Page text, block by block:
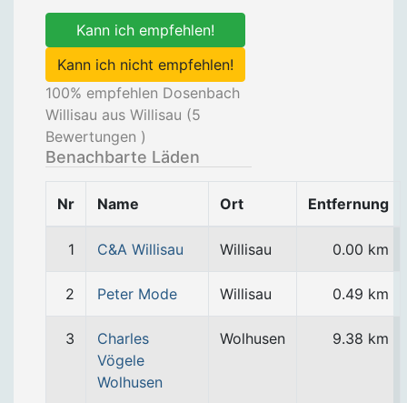
Kann ich empfehlen!
Kann ich nicht empfehlen!
100% empfehlen Dosenbach
Willisau aus Willisau (5
Bewertungen )
Benachbarte Läden
Nr Name Ort Entfernung
1 C&A Willisau Willisau 0.00 km
2 Peter Mode Willisau 0.49 km
3
Charles
Vögele
Wolhusen
Wolhusen 9.38 km